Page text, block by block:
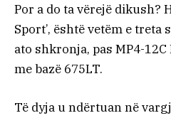
Por a do ta vërejë dikush?
Sport’, është vetëm e treta
ato shkronja, pas MP4-12C
me bazë 675LT.
Të dyja u ndërtuan në